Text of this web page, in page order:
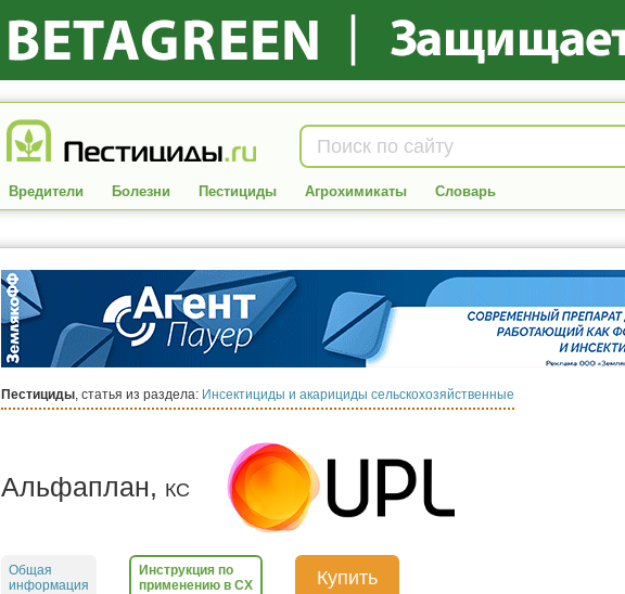
Вредители Болезни Пестициды Агрохимикаты Словарь
Пестициды, статья из раздела: Инсектициды и акарициды сельскохозяйственные
Альфаплан, КС
Общая
информация
Инструкция по
применению в СХ
Купить